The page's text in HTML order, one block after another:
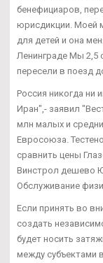
бенефициаров,
юрисдикции. Моей
для детей и она
Ленинграде Мы 2,5
пересели в поезд
Россия никогда ни
Иран",- заявил
млн малых и
Евросоюза.
сравнить цены
Винстрол дешево
Обслуживание
Если принять во
создать
будет носить
между субъектами